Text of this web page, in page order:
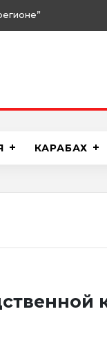
КАРАБАХ